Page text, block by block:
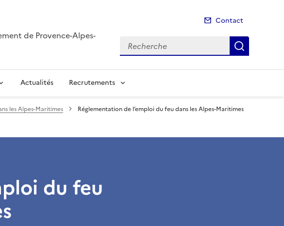
de Provence-Alpes-
Contact
Recherche
Actualités Recrutements
les Alpes-Maritimes Réglementation de l’emploi du feu dans les Alpes-Maritimes
du feu